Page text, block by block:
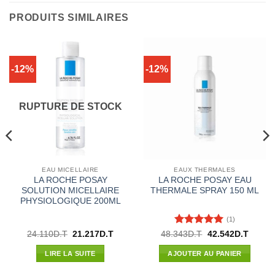
PRODUITS SIMILAIRES
-12%
RUPTURE DE STOCK
EAU MICELLAIRE
LA ROCHE POSAY
SOLUTION MICELLAIRE
PHYSIOLOGIQUE 200ML
24.110D.T Le
initial
était :
21.217 D.TLe
LIRE LA SUITE
-12%
EAUX THERMALES
LA ROCHE POSAY EAU
THERMALE SPRAY 150 ML
Note5 sur
5
(1)
48.343D.T Le
initial
était :
42.542D.TLe
AJOUTER AU PANIER